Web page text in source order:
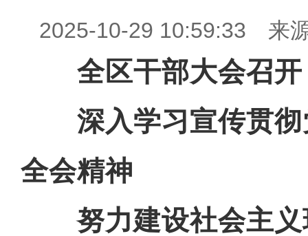
2025-10-29 10:59:33 来
全区干部大会召开
深入学习宣传贯彻
全会精神
努力建设社会主义